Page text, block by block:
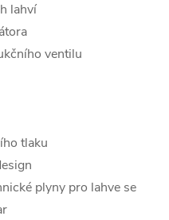
lahví
ventilu
tlaku
plyny pro lahve se